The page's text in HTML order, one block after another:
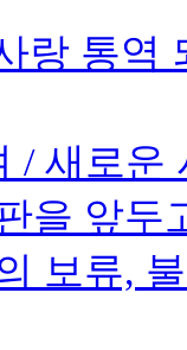
랑 통역
/ 새로운
을 앞두
보류,